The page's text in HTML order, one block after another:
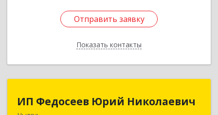
Отправить заявку
Показать контакты
Отправить заявку
Назад
ИП Федосеев Юрий Николаевич
ИП Федосеев Юрий Николаевич